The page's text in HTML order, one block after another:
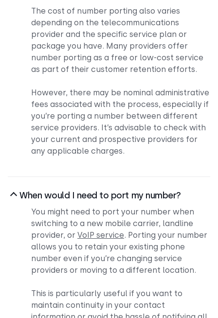
The cost of number porting also varies
depending on the telecommunications
provider and the specific service plan or
package you have. Many providers offer
number porting as a free or low-cost service
as part of their customer retention efforts.
However, there may be nominal administrative
fees associated with the process, especially if
you’re porting a number between different
service providers. It’s advisable to check with
your current and prospective providers for
any applicable charges.
When would I need to port my number?
You might need to port your number when
switching to a new mobile carrier, landline
provider, or VoIP service. Porting your number
allows you to retain your existing phone
number even if you’re changing service
providers or moving to a different location.
This is particularly useful if you want to
maintain continuity in your contact